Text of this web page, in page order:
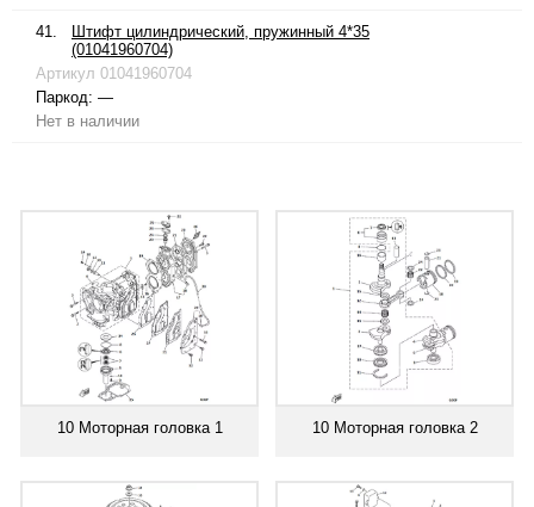
41.
Штифт цилиндрический, пружинный 4*35
(01041960704)
Артикул 01041960704
Паркод: —
Нет в наличии
10 Моторная головка 1 10 Моторная головка 2